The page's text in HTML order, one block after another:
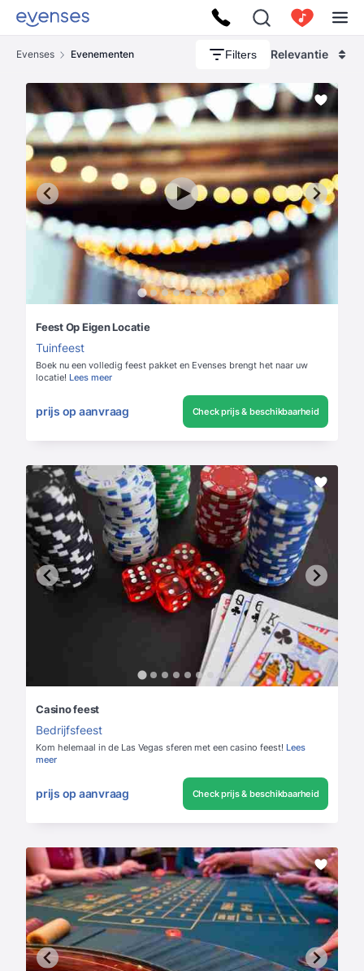
Evenses Evenementen Filters Relevantie
Feest Op Eigen Locatie
Tuinfeest
Boek nu een volledig feest pakket en Evenses brengt het naar uw
locatie! Lees meer
prijs op aanvraag Check prijs & beschikbaarheid
Casino feest
Bedrijfsfeest
Kom helemaal in de Las Vegas sferen met een casino feest! Lees
meer
prijs op aanvraag Check prijs & beschikbaarheid